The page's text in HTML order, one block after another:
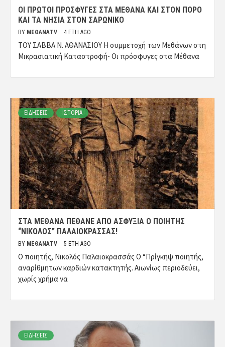
ΟΙ ΠΡΏΤΟΙ ΠΡΌΣΦΥΓΕΣ ΣΤΑ ΜΈΘΑΝΑ ΚΑΙ ΣΤΟΝ ΠΌΡΟ
ΚΑΙ ΤΑ ΝΗΣΙΆ ΣΤΟΝ ΣΑΡΩΝΙΚΌ
BY ΜΈΘΑΝΑTV 4 ΈΤΗ AGO
ΤΟΥ ΣΑΒΒΑ Ν. ΑΘΑΝΑΣΙΟΥ Η συμμετοχή των Μεθάνων στη
Μικρασιατική Καταστροφή- Οι πρόσφυγες στα Μέθανα
ΕΙΔΗΣΕΙΣ ΙΣΤΟΡΙΑ
ΣΤΑ ΜΈΘΑΝΑ ΠΈΘΑΝΕ ΑΠΌ ΑΣΦΥΞΊΑ Ο ΠΟΙΗΤΉΣ
“ΝΙΚΟΛΌΣ” ΠΑΛΑΙΟΚΡΑΣΣΆΣ!
BY ΜΈΘΑΝΑTV 5 ΈΤΗ AGO
Ο ποιητής, Νικολός Παλαιοκρασσάς Ο “Πρίγκηψ ποιητής,
αναρίθμητων καρδιών κατακτητής. Αιωνίως περιοδεύει,
χωρίς χρήμα να
ΕΙΔΗΣΕΙΣ